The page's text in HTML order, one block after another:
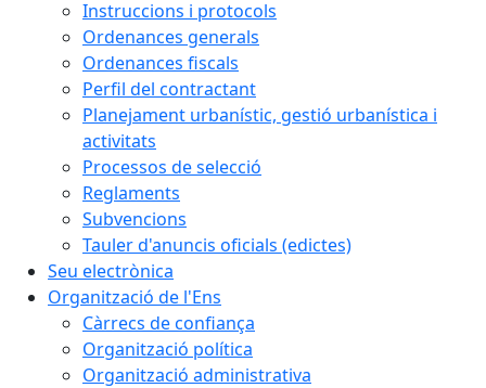
Instruccions i protocols
Ordenances generals
Ordenances fiscals
Perfil del contractant
Planejament urbanístic, gestió urbanística i
activitats
Processos de selecció
Reglaments
Subvencions
Tauler d'anuncis oficials (edictes)
Seu electrònica
Organització de l'Ens
Càrrecs de confiança
Organització política
Organització administrativa